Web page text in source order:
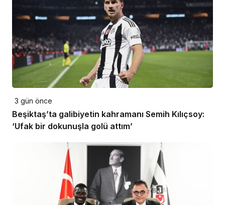
3 gün önce
Beşiktaş’ta galibiyetin kahramanı Semih Kılıçsoy:
‘Ufak bir dokunuşla golü attım’